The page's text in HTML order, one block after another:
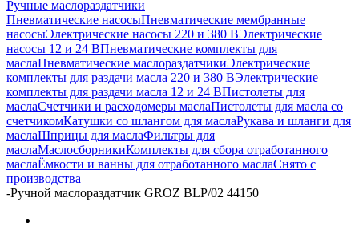
Ручные маслораздатчики
Пневматические насосыПневматические мембранные
насосыЭлектрические насосы 220 и 380 ВЭлектрические
насосы 12 и 24 ВПневматические комплекты для
маслаПневматические маслораздатчикиЭлектрические
комплекты для раздачи масла 220 и 380 ВЭлектрические
комплекты для раздачи масла 12 и 24 ВПистолеты для
маслаСчетчики и расходомеры маслаПистолеты для масла со
счетчикомКатушки со шлангом для маслаРукава и шланги для
маслаШприцы для маслаФильтры для
маслаМаслосборникиКомплекты для сбора отработанного
маслаЁмкости и ванны для отработанного маслаСнято с
производства
-Ручной маслораздатчик GROZ BLP/02 44150